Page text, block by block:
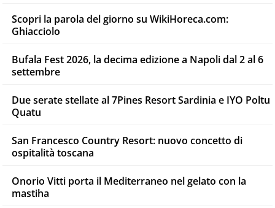
Scopri la parola del giorno su WikiHoreca.com:
Ghiacciolo
Bufala Fest 2026, la decima edizione a Napoli dal 2 al 6
settembre
Due serate stellate al 7Pines Resort Sardinia e IYO Poltu
Quatu
San Francesco Country Resort: nuovo concetto di
ospitalità toscana
Onorio Vitti porta il Mediterraneo nel gelato con la
mastiha